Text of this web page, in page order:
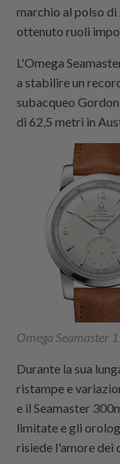
marchio al polso di
ottenuto ruoli
L'Omega
a stabilire un
subacqueo
di 62,5 metri in
Omega Seamaster
Durante la sua
ristampe e
e il Seamaster
limitate e gli
risiede l'amore dei